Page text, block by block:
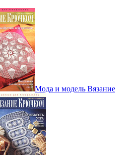
Мода и модель Вязание